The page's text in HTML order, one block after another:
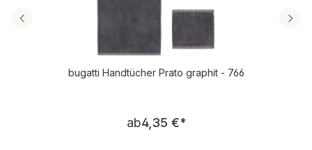
bugatti Handtücher Prato graphit - 766
Regulärer Preis:
ab4,35 €*